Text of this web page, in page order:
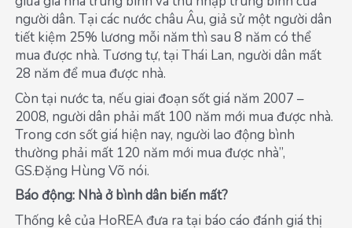
người dân. Tại các nước châu Âu, giả sử một người dân
tiết kiệm 25% lương mỗi năm thì sau 8 năm có thể
mua được nhà. Tương tự, tại Thái Lan, người dân mất
28 năm để mua được nhà.
Còn tại nước ta, nếu giai đoạn sốt giá năm 2007 –
2008, người dân phải mất 100 năm mới mua được nhà.
Trong cơn sốt giá hiện nay, người lao động bình
thường phải mất 120 năm mới mua được nhà”,
GS.Đặng Hùng Võ nói.
Báo động: Nhà ở bình dân biến mất?
Thống kê của HoREA đưa ra tại báo cáo đánh giá thị